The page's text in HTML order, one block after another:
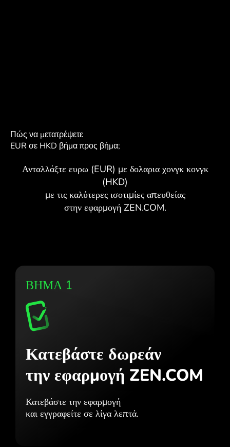
Πώς να μετατρέψετε
EUR σε HKD βήμα προς βήμα;
Ανταλλάξτε ευρω (EUR) με δολαρια χονγκ κονγκ
(HKD)
με τις καλύτερες ισοτιμίες απευθείας
στην εφαρμογή ZEN.COM.
ΒΗΜΑ 1
Κατεβάστε δωρεάν
την εφαρμογή ZEN.COM
Κατεβάστε την εφαρμογή
και εγγραφείτε σε λίγα λεπτά.